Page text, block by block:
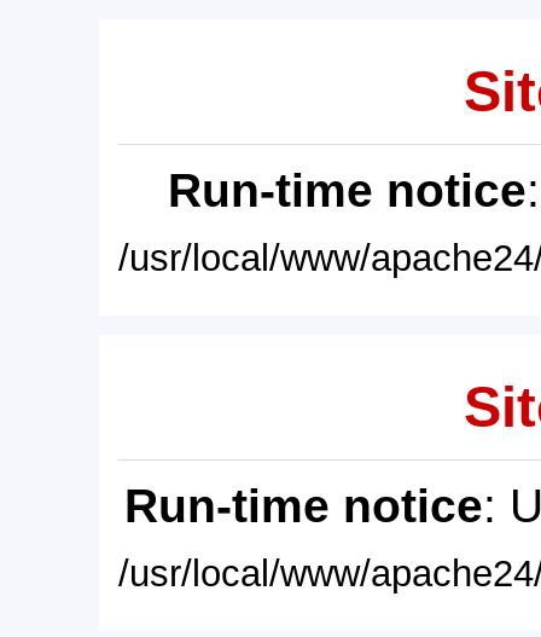
Run-time notice
/usr/local/www/
Run-time notice:
/usr/local/www/